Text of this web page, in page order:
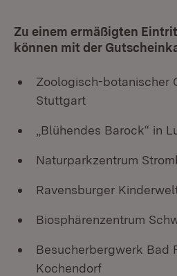
Zu einem ermäßigten
können mit der
Zoologisch-botanischer
Stuttgart
„Blühendes Barock“ in
Naturparkzentrum
Ravensburger
Biosphärenzentrum
Besucherbergwerk Bad
Kochendorf